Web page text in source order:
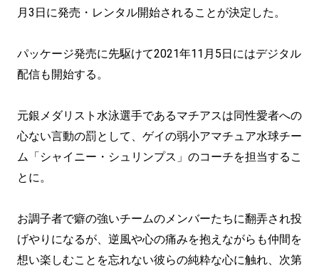
月3日に発売・レンタル開始されることが決定した。
パッケージ発売に先駆けて2021年11月5日にはデジタル
配信も開始する。
元銀メダリスト水泳選手であるマチアスは同性愛者への
心ない言動の罰として、ゲイの弱小アマチュア水球チー
ム「シャイニー・シュリンプス」のコーチを担当するこ
とに。
お調子者で癖の強いチームのメンバーたちに翻弄され投
げやりになるが、逆風や心の痛みを抱えながらも仲間を
想い楽しむことを忘れない彼らの純粋な心に触れ、次第